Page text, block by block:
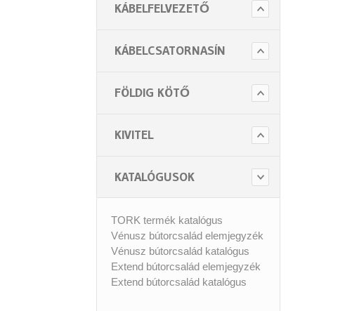
KÁBELFELVEZETŐ
KÁBELCSATORNASÍN
FÖLDIG KÖTŐ
KIVITEL
KATALÓGUSOK
TORK termék katalógus
Vénusz bútorcsalád elemjegyzék
Vénusz bútorcsalád katalógus
Extend bútorcsalád elemjegyzék
Extend bútorcsalád katalógus